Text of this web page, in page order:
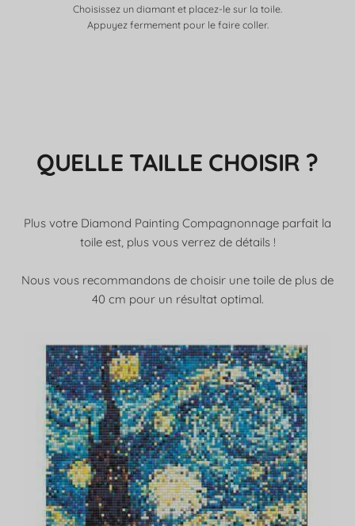
Choisissez un diamant et placez-le sur la toile.
Appuyez fermement pour le faire coller.
QUELLE TAILLE CHOISIR ?
Plus votre Diamond Painting Compagnonnage parfait la
toile est, plus vous verrez de détails !
Nous vous recommandons de choisir une toile de plus de
40 cm pour un résultat optimal.